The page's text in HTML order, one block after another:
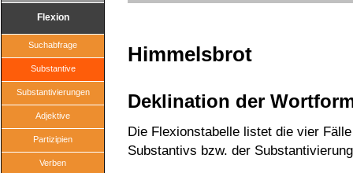
Flexion
Suchabfrage
Substantive
Substantivierungen
Adjektive
Partizipien
Verben
Himmelsbrot
Deklination der
Die Flexionstabelle listet die vier
Substantivs bzw. der